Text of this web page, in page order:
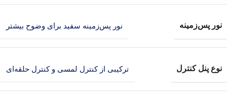
نور پس‌زمینه نور پس‌زمینه سفید برای وضوح بیشتر
نوع پنل کنترل ترکیبی از کنترل لمسی و کنترل حلقه‌ای